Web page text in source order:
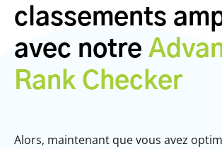
classements
avec notre
Rank Checker
Alors, maintenant que vous avez